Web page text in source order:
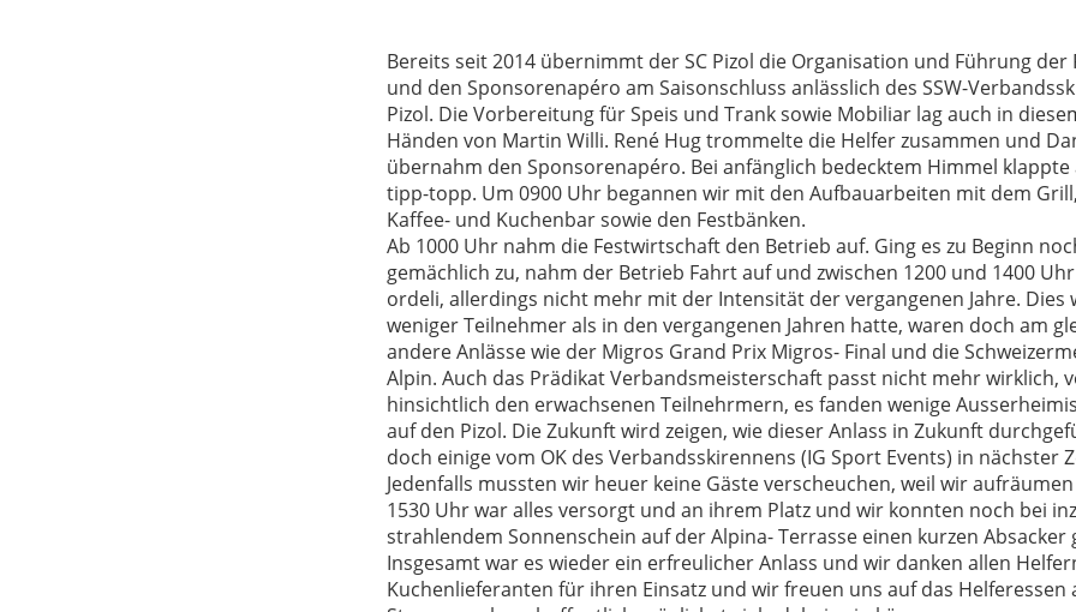
Bereits seit 2014 übernimmt der SC Pizol die Organisation und Führung
und den Sponsorenapéro am Saisonschluss anlässlich des SSW-
Pizol. Die Vorbereitung für Speis und Trank sowie Mobiliar lag auch in
Händen von Martin Willi. René Hug trommelte die Helfer zusammen und
übernahm den Sponsorenapéro. Bei anfänglich bedecktem Himmel
tipp-topp. Um 0900 Uhr begannen wir mit den Aufbauarbeiten mit dem
Kaffee- und Kuchenbar sowie den Festbänken.
Ab 1000 Uhr nahm die Festwirtschaft den Betrieb auf. Ging es zu Beginn
gemächlich zu, nahm der Betrieb Fahrt auf und zwischen 1200 und 1400
ordeli, allerdings nicht mehr mit der Intensität der vergangenen Jahre. Dies
weniger Teilnehmer als in den vergangenen Jahren hatte, waren doch am
andere Anlässe wie der Migros Grand Prix Migros- Final und die
Alpin. Auch das Prädikat Verbandsmeisterschaft passt nicht mehr wirklich,
hinsichtlich den erwachsenen Teilnehrmern, es fanden wenige
auf den Pizol. Die Zukunft wird zeigen, wie dieser Anlass in Zukunft
doch einige vom OK des Verbandsskirennens (IG Sport Events) in nächster
Jedenfalls mussten wir heuer keine Gäste verscheuchen, weil wir
1530 Uhr war alles versorgt und an ihrem Platz und wir konnten noch bei
strahlendem Sonnenschein auf der Alpina- Terrasse einen kurzen Absacker
Insgesamt war es wieder ein erfreulicher Anlass und wir danken allen
Kuchenlieferanten für ihren Einsatz und wir freuen uns auf das Helferessen